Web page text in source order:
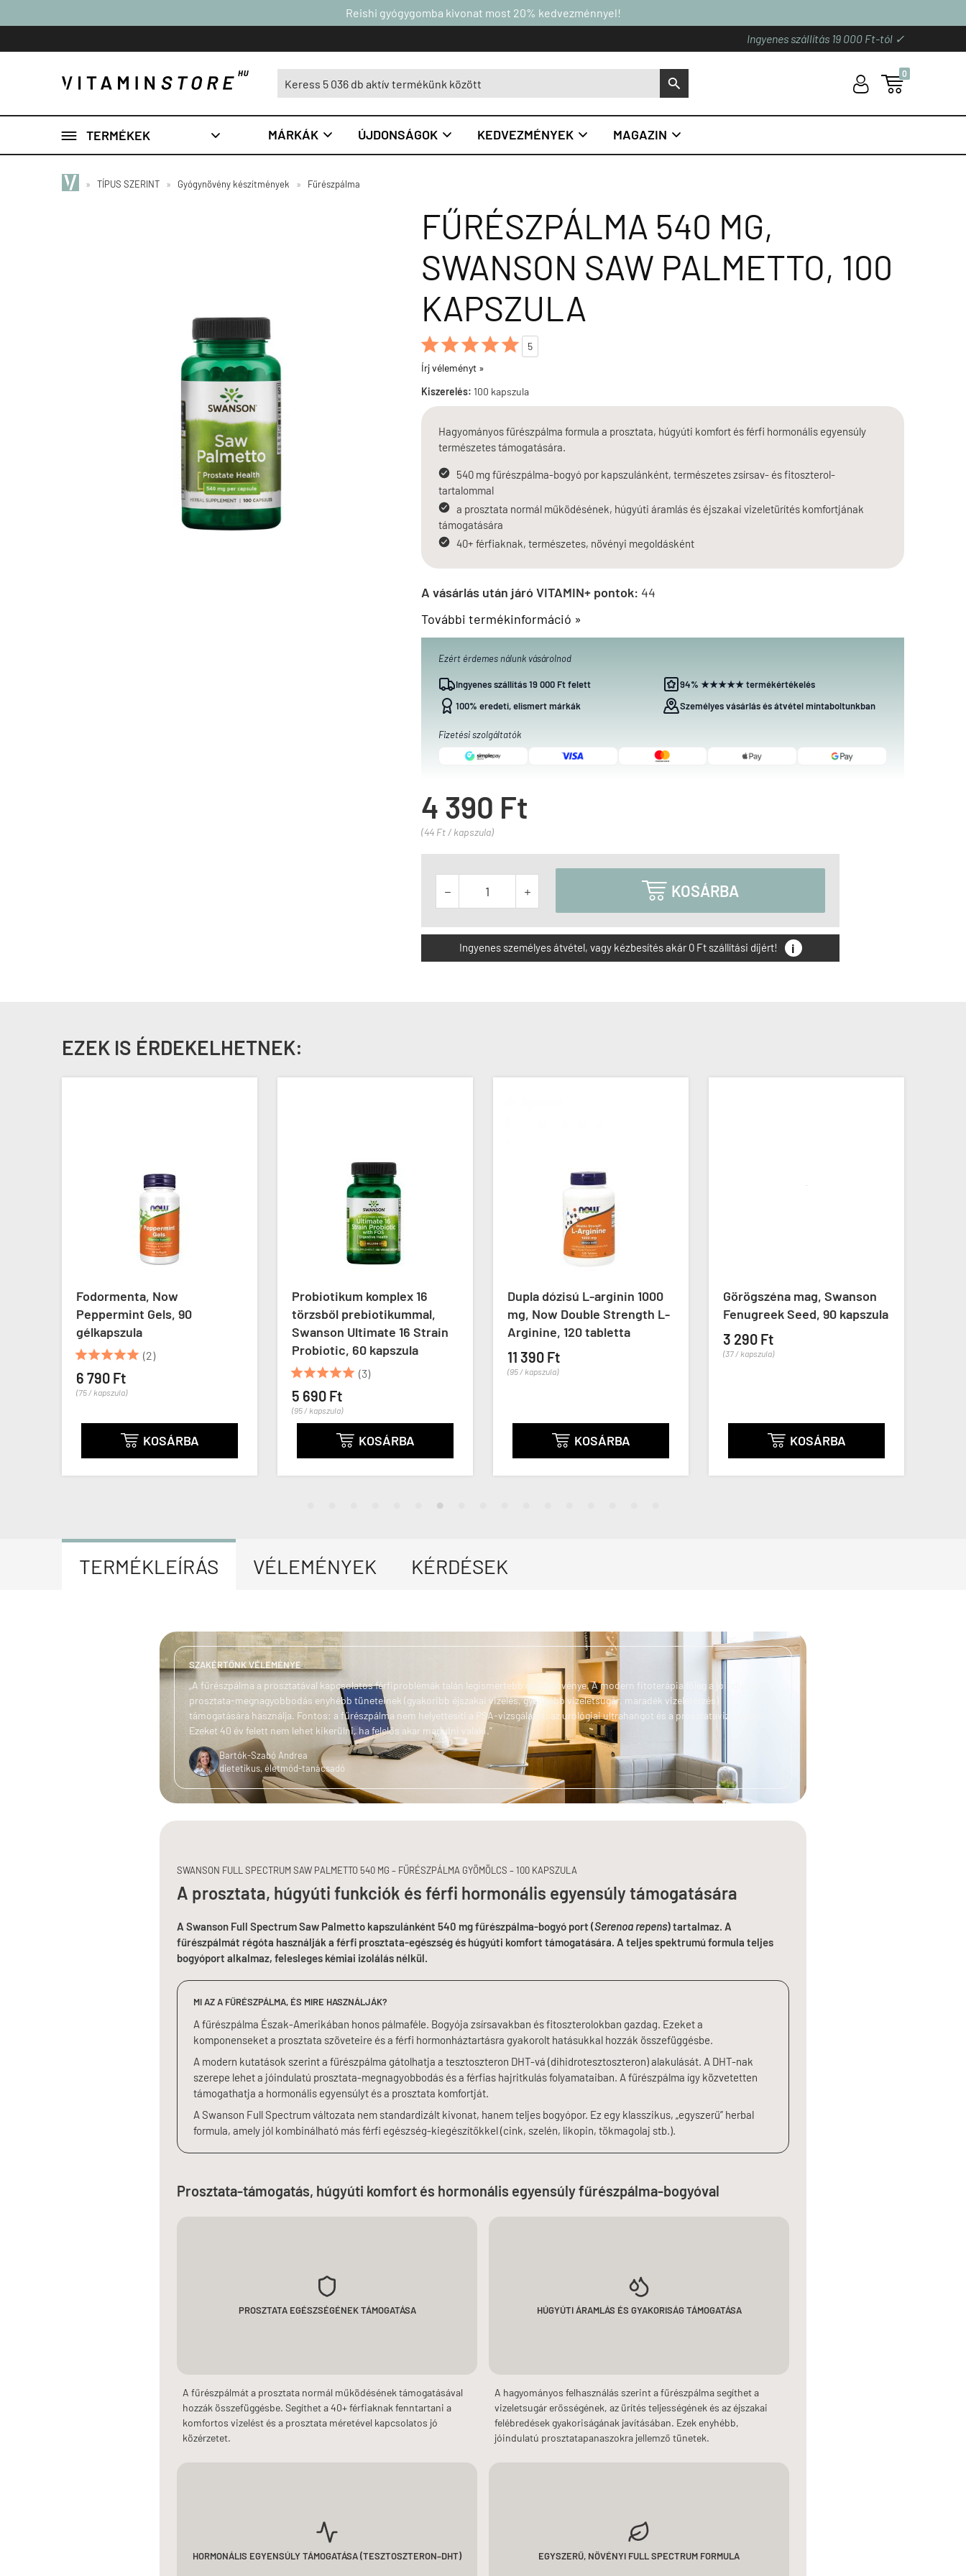
Reishi gyógygomba kivonat most 20% kedvezménnyel!
Ingyenes szállítás 19 000 Ft-tól ✓
S U 
0
 TERMÉKEK  MÁRKÁK  ÚJDONSÁGOK  KEDVEZMÉNYEK  MAGAZIN 
» TÍPUS SZERINT » Gyógynövény készítmények » Fűrészpálma
FŰRÉSZPÁLMA 540 MG,
SWANSON SAW PALMETTO, 100
KAPSZULA

5
Írj véleményt »
Kiszerelés: 100 kapszula
Hagyományos fűrészpálma formula a prosztata, húgyúti komfort és férfi hormonális egyensúly
természetes támogatására.
540 mg fűrészpálma-bogyó por kapszulánként, természetes zsírsav- és fitoszterol-
tartalommal
a prosztata normál működésének, húgyúti áramlás és éjszakai vizeletürítés komfortjának
támogatására
40+ férfiaknak, természetes, növényi megoldásként
A vásárlás után járó VITAMIN+ pontok: 44
További termékinformáció »
Ezért érdemes nálunk vásárolnod
Ingyenes szállítás 19 000 Ft felett
94% ★★★★★ termékértékelés
100% eredeti, elismert márkák
Személyes vásárlás és átvétel mintaboltunkban
Fizetési szolgáltatók
4 390 Ft
(44 Ft / kapszula)
   KOSÁRBA
Ingyenes személyes átvétel, vagy kézbesítés akár 0 Ft szállítási díjért! i
EZEK IS ÉRDEKELHETNEK:
Fodormenta, Now
Peppermint Gels, 90
gélkapszula
 (2)
6 790 Ft
(75 / kapszula)
 KOSÁRBA
Probiotikum komplex 16
törzsből prebiotikummal,
Swanson Ultimate 16 Strain
Probiotic, 60 kapszula
 (3)
5 690 Ft
(95 / kapszula)
 KOSÁRBA
Dupla dózisú L-arginin 1000
mg, Now Double Strength L-
Arginine, 120 tabletta
11 390 Ft
(95 / kapszula)
 KOSÁRBA
Görögszéna mag, Swanson
Fenugreek Seed, 90 kapszula
3 290 Ft
(37 / kapszula)
 KOSÁRBA
TERMÉKLEÍRÁS VÉLEMÉNYEK KÉRDÉSEK
SZAKÉRTŐNK VÉLEMÉNYE
„A fűrészpálma a prosztatával kapcsolatos férfiproblémák talán legismertebb gyógynövénye. A modern fitoterápia főleg a jóindulatú
prosztata-megnagyobbodás enyhébb tüneteinek (gyakoribb éjszakai vizelés, gyengébb vizeletsugár, maradék vizeletérzés)
támogatására használja. Fontos: a fűrészpálma nem helyettesíti a PSA-vizsgálatot, az urológiai ultrahangot és a prosztatavizsgálatot.
Ezeket 40 év felett nem lehet kikerülni, ha felelős akar maradni valaki.”
Bartók-Szabó Andrea
dietetikus, életmód-tanácsadó
SWANSON FULL SPECTRUM SAW PALMETTO 540 MG – FŰRÉSZPÁLMA GYÖMÖLCS – 100 KAPSZULA
A prosztata, húgyúti funkciók és férfi hormonális egyensúly támogatására
A Swanson Full Spectrum Saw Palmetto kapszulánként 540 mg fűrészpálma-bogyó port (Serenoa repens) tartalmaz. A
fűrészpálmát régóta használják a férfi prosztata-egészség és húgyúti komfort támogatására. A teljes spektrumú formula teljes
bogyóport alkalmaz, felesleges kémiai izolálás nélkül.
MI AZ A FŰRÉSZPÁLMA, ÉS MIRE HASZNÁLJÁK?
A fűrészpálma Észak-Amerikában honos pálmaféle. Bogyója zsírsavakban és fitoszterolokban gazdag. Ezeket a
komponenseket a prosztata szöveteire és a férfi hormonháztartásra gyakorolt hatásukkal hozzák összefüggésbe.
A modern kutatások szerint a fűrészpálma gátolhatja a tesztoszteron DHT-vá (dihidrotesztoszteron) alakulását. A DHT-nak
szerepe lehet a jóindulatú prosztata-megnagyobbodás és a férfias hajritkulás folyamataiban. A fűrészpálma így közvetetten
támogathatja a hormonális egyensúlyt és a prosztata komfortját.
A Swanson Full Spectrum változata nem standardizált kivonat, hanem teljes bogyópor. Ez egy klasszikus, „egyszerű” herbal
formula, amely jól kombinálható más férfi egészség-kiegészítőkkel (cink, szelén, likopin, tökmagolaj stb.).
Prosztata-támogatás, húgyúti komfort és hormonális egyensúly fűrészpálma-bogyóval
PROSZTATA EGÉSZSÉGÉNEK TÁMOGATÁSA
A fűrészpálmát a prosztata normál működésének támogatásával
hozzák összefüggésbe. Segíthet a 40+ férfiaknak fenntartani a
komfortos vizelést és a prosztata méretével kapcsolatos jó
közérzetet.
HÚGYÚTI ÁRAMLÁS ÉS GYAKORISÁG TÁMOGATÁSA
A hagyományos felhasználás szerint a fűrészpálma segíthet a
vizeletsugár erősségének, az ürítés teljességének és az éjszakai
felébredések gyakoriságának javításában. Ezek enyhébb,
jóindulatú prosztatapanaszokra jellemző tünetek.
HORMONÁLIS EGYENSÚLY TÁMOGATÁSA (TESZTOSZTERON–DHT) EGYSZERŰ, NÖVÉNYI FULL SPECTRUM FORMULA